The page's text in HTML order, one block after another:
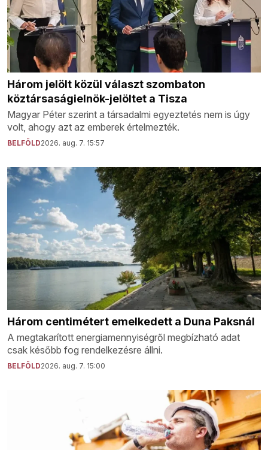
Három jelölt közül választ szombaton
köztársaságielnök-jelöltet a Tisza
Magyar Péter szerint a társadalmi egyeztetés nem is úgy
volt, ahogy azt az emberek értelmezték.
BELFÖLD2026. aug. 7. 15:57
Három centimétert emelkedett a Duna Paksnál
A megtakarított energiamennyiségről megbízható adat
csak később fog rendelkezésre állni.
BELFÖLD2026. aug. 7. 15:00